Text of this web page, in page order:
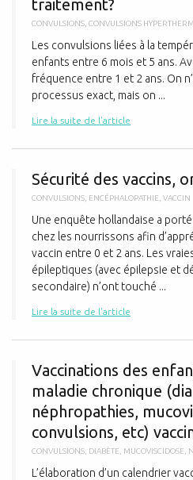
traitement?
CONVULSIONS CONVULSIONS
Les convulsions liées à la
enfants entre 6 mois et 5 ans.
fréquence entre 1 et 2 ans. On
processus exact, mais on ...
Lire la suite de l'article
Sécurité des vaccins,
CONVULSIONS ENCÉPHALOPATHIE VACCIN
Une enquête hollandaise a
chez les nourrissons afin
vaccin entre 0 et 2 ans. Les
épileptiques (avec épilepsie et
secondaire) n’ont touché ...
Lire la suite de l'article
Vaccinations des
maladie chronique
néphropathies,
convulsions, etc)
CONVULSIONS DIABÈTE MUCOVISCIDOSE
L’élaboration d’un calendrier